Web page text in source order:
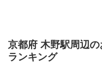
京都府 木野駅周辺
ランキング